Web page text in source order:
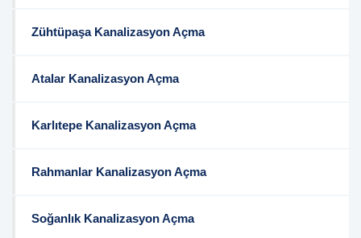
Zühtüpaşa Kanalizasyon Açma
Atalar Kanalizasyon Açma
Karlıtepe Kanalizasyon Açma
Rahmanlar Kanalizasyon Açma
Soğanlık Kanalizasyon Açma